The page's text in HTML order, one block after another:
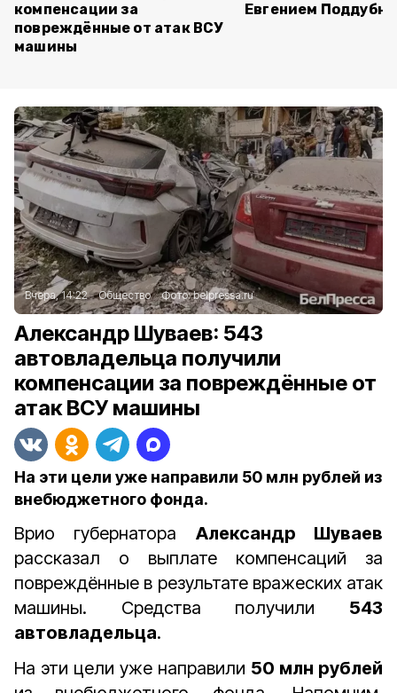
компенсации за
повреждённые от атак ВСУ
машины
Евгением
Вчера, 14:22 Общество Фото:belpressa.ru
Александр Шуваев: 543
автовладельца получили
компенсации за повреждённые от
атак ВСУ машины
На эти цели уже направили 50 млн рублей из
внебюджетного фонда.
Врио губернатора Александр Шуваев
рассказал о выплате компенсаций за
повреждённые в результате вражеских атак
машины. Средства получили 543
автовладельца.
На эти цели уже направили 50 млн рублей